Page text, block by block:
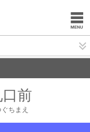
前
ちまえ